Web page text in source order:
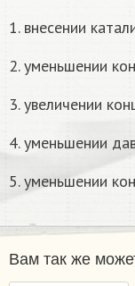
1. внесении
2. уменьшении
3. увеличении
4. уменьшении
5. уменьшении
Вам так же